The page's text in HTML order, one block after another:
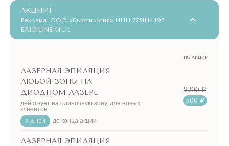
АКЦИИ!
Реклама. ООО «Бьютилогия» ИНН 7751144496
ERID:LjN8K4L1t
ПО АКЦИИ
ЛАЗЕРНАЯ ЭПИЛЯЦИЯ
ЛЮБОЙ ЗОНЫ НА
ДИОДНОМ ЛАЗЕРЕ
действует на одиночную зону, для новых
клиентов
5 ДНЕЙ до конца акции
2790 ₽
500 ₽
ЛАЗЕРНАЯ ЭПИЛЯЦИЯ